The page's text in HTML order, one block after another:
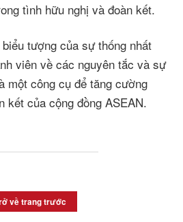
tình hữu nghị và đoàn kết.
tượng của sự thống nhất
viên về các nguyên tắc và sự
một công cụ để tăng cường
kết của cộng đồng ASEAN.
về trang trước